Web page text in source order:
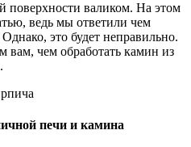
поверхности валиком. На этом
ведь мы ответили чем
это будет неправильно.
вам, чем обработать камин из
печи и камина